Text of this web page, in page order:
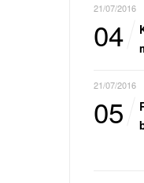
21/07/2016
04
21/07/2016
05